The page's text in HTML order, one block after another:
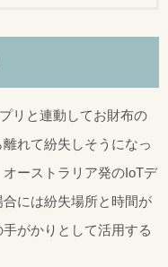
リと連動してお財布の
れて紛失しそうになっ
ーストラリア発のIoTデ
には紛失場所と時間が
がかりとして活用する